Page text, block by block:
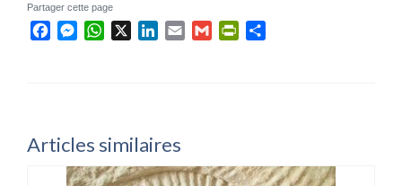
Partager cette page
FacebookMessenger
WhatsAppLinkedIn
Email Gmail PrintFriendly
Articles similaires